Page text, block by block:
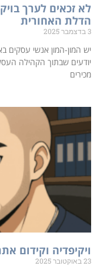
לא זכאים לערך
הדלת האחורית
3 בדצמבר 2025
יש המון-המון אנשי עסקים
יודעים שבתוך הקהילה
מכירים
ויקיפדיה וקידום
23 באוקטובר 2025